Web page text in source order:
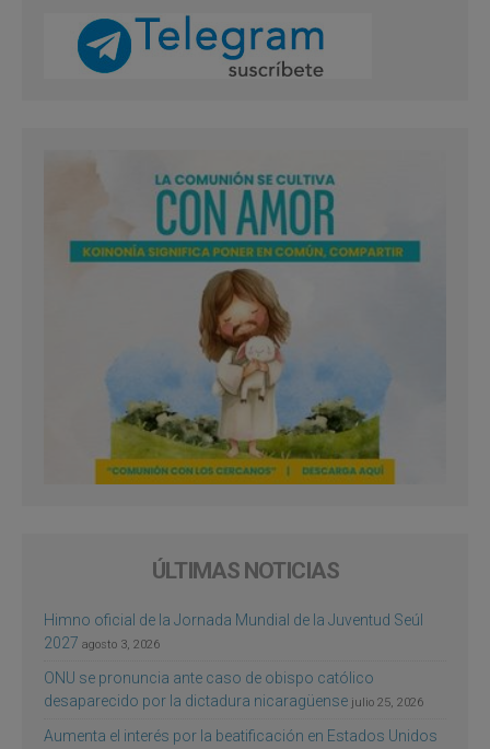
ÚLTIMAS NOTICIAS
Himno oficial de la Jornada Mundial de la Juventud Seúl
2027 agosto 3, 2026
ONU se pronuncia ante caso de obispo católico
desaparecido por la dictadura nicaragüense julio 25, 2026
Aumenta el interés por la beatificación en Estados Unidos